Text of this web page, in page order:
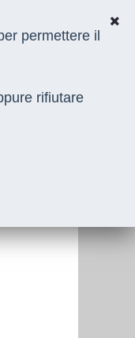
permettere il
rifiutare